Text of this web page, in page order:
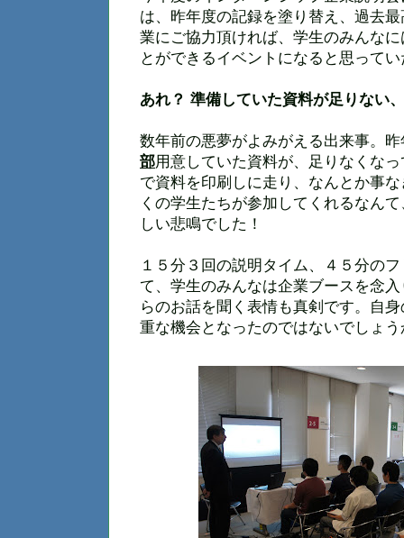
は、昨年度の記録を塗り替え、過去最
業にご協力頂ければ、学生のみんな
とができるイベントになると思って
あれ？ 準備していた資料が足りない
数年前の悪夢がよみがえる出来事。
部用意していた資料が、足りなくな
で資料を印刷しに走り、なんとか事
くの学生たちが参加してくれるなん
しい悲鳴でした！
１５分３回の説明タイム、４５分の
て、学生のみんなは企業ブースを念
らのお話を聞く表情も真剣です。自
重な機会となったのではないでしょう